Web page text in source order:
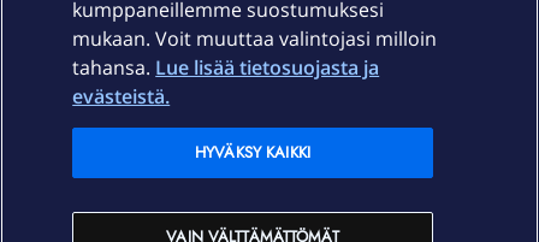
Ajankohtaista
Elisa Oyj
In English
kumppaneillemme suostumuksesi
mukaan. Voit muuttaa valintojasi milloin
tahansa. Lue lisää tietosuojasta ja
evästeistä.
VAIN VÄLTTÄMÄTTÖMÄT
HYVÄKSY KAIKKI